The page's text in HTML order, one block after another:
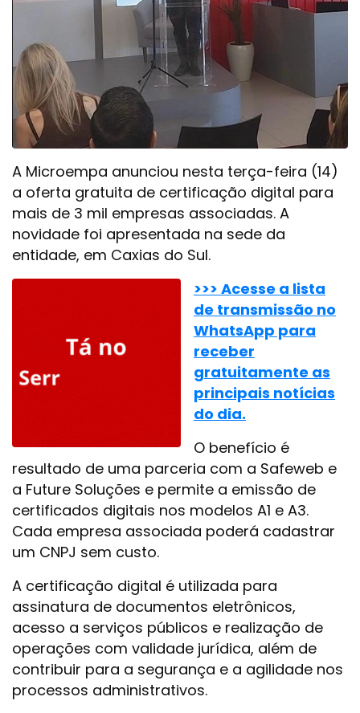
A Microempa anunciou nesta terça-feira (14)
a oferta gratuita de certificação digital para
mais de 3 mil empresas associadas. A
novidade foi apresentada na sede da
entidade, em Caxias do Sul.
>>> Acesse a lista
de transmissão no
WhatsApp para
receber
gratuitamente as
principais notícias
do dia.
O benefício é
resultado de uma parceria com a Safeweb e
a Future Soluções e permite a emissão de
certificados digitais nos modelos A1 e A3.
Cada empresa associada poderá cadastrar
um CNPJ sem custo.
A certificação digital é utilizada para
assinatura de documentos eletrônicos,
acesso a serviços públicos e realização de
operações com validade jurídica, além de
contribuir para a segurança e a agilidade nos
processos administrativos.